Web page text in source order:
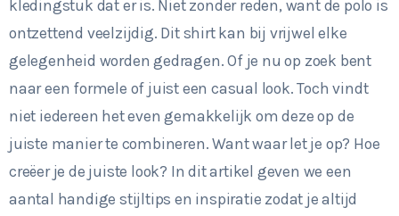
kledingstuk dat er is. Niet zonder reden, want de polo is
ontzettend veelzijdig. Dit shirt kan bij vrijwel elke
gelegenheid worden gedragen. Of je nu op zoek bent
naar een formele of juist een casual look. Toch vindt
niet iedereen het even gemakkelijk om deze op de
juiste manier te combineren. Want waar let je op? Hoe
creëer je de juiste look? In dit artikel geven we een
aantal handige stijltips en inspiratie zodat je altijd